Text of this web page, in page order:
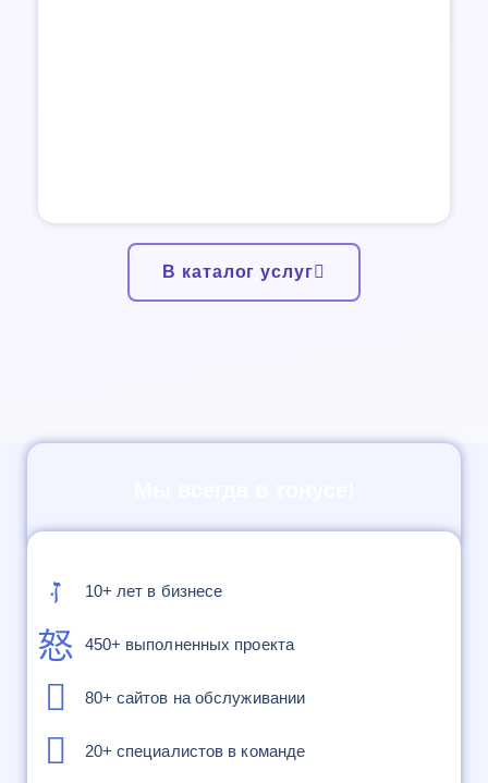
В каталог услуг
10+ лет в бизнесе
450+ выполненных проекта
80+ сайтов на обслуживании
20+ специалистов в команде